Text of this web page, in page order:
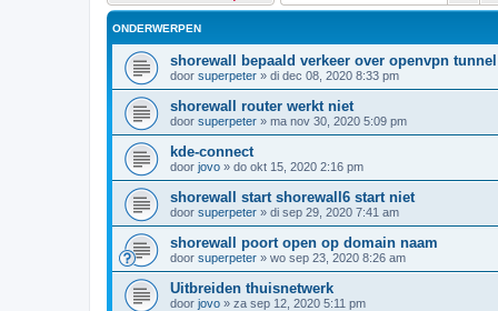
ONDERWERPEN
shorewall bepaald verkeer over openvpn tunnel
door superpeter » di dec 08, 2020 8:33 pm
shorewall router werkt niet
door superpeter » ma nov 30, 2020 5:09 pm
kde-connect
door jovo » do okt 15, 2020 2:16 pm
shorewall start shorewall6 start niet
door superpeter » di sep 29, 2020 7:41 am
shorewall poort open op domain naam
door superpeter » wo sep 23, 2020 8:26 am
Uitbreiden thuisnetwerk
door jovo » za sep 12, 2020 5:11 pm